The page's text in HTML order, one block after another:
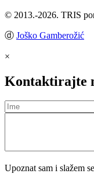
© 2013.-2026. TRIS
ⓓ Joško Gamberožić
×
Kontaktirajte
Upoznat sam i slažem